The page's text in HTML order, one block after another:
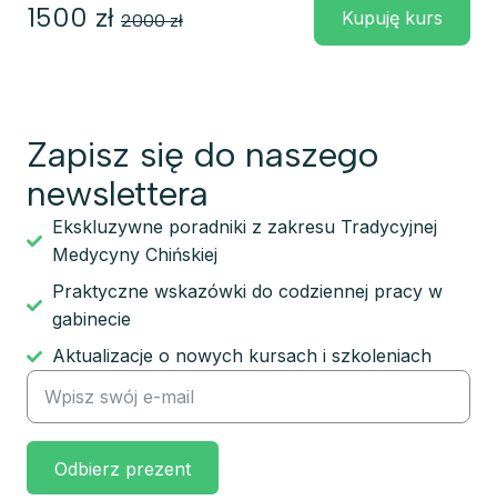
1500 zł 2000zł Kupuję kurs
Zapisz się do naszego
newslettera​
Ekskluzywne poradniki z zakresu Tradycyjnej
Medycyny Chińskiej
Praktyczne wskazówki do codziennej pracy w
gabinecie
Aktualizacje o nowych kursach i szkoleniach
Odbierz prezent